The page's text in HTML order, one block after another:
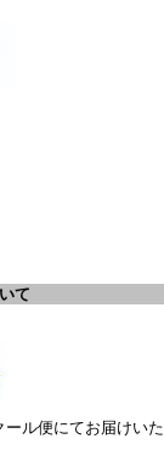
て
ル便にてお届けいた